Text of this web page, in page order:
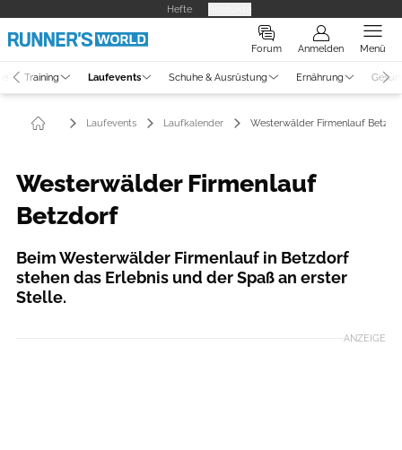
Hefte
Forum Anmelden Menü
Training Laufevents Schuhe & Ausrüstung Ernährung
Laufevents Laufkalender Westerwälder Firmenlauf
Westerwälder Firmenlauf
Betzdorf
Beim Westerwälder Firmenlauf in Betzdorf
stehen das Erlebnis und der Spaß an erster
Stelle.
ANZEIGE